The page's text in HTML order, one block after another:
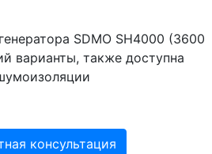
SDMO SH4000 (3600
варианты, также доступна
консультация